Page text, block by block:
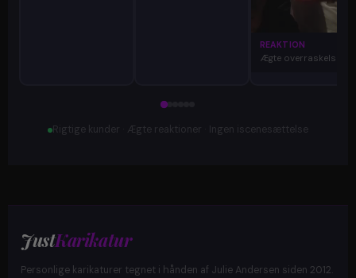
REAKTION
Ægte overraskelse
Rigtige kunder · Ægte reaktioner · Ingen iscenesættelse
JustKarikatur
Personlige karikaturer tegnet i hånden af Julie Andersen siden 2012.